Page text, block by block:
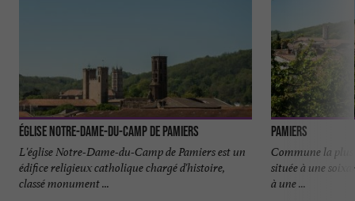
Église Notre-Dame-du-Camp de Pamiers
L'église Notre-Dame-du-Camp de Pamiers est un
édifice religieux catholique chargé d'histoire,
classé monument ...
Pamiers
Commune la plus
située à une
à une ...